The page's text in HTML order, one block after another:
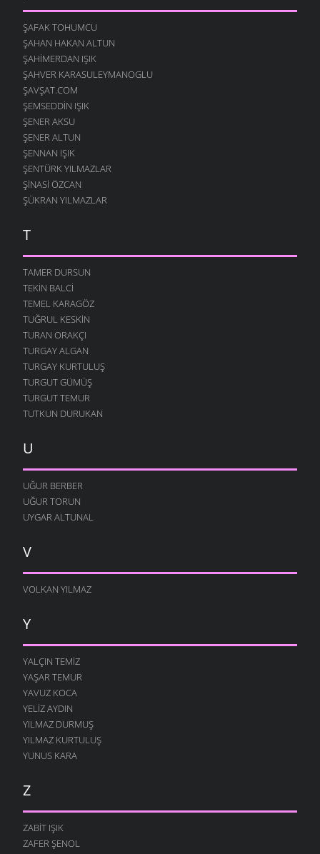
ŞAFAK TOHUMCU
ŞAHAN HAKAN ALTUN
ŞAHIMERDAN IŞIK
ŞAHVER KARASULEYMANOGLU
ŞAVŞAT.COM
ŞEMSEDDIN IŞIK
ŞENER AKSU
ŞENER ALTUN
ŞENNAN IŞIK
ŞENTÜRK YILMAZLAR
ŞINASI ÖZCAN
ŞÜKRAN YILMAZLAR
T
TAMER DURSUN
TEKIN BALCI
TEMEL KARAGÖZ
TUĞRUL KESKIN
TURAN ORAKÇI
TURGAY ALGAN
TURGAY KURTULUŞ
TURGUT GÜMÜŞ
TURGUT TEMUR
TUTKUN DURUKAN
U
UĞUR BERBER
UĞUR TORUN
UYGAR ALTUNAL
V
VOLKAN YILMAZ
Y
YALÇIN TEMIZ
YAŞAR TEMUR
YAVUZ KOCA
YELIZ AYDIN
YILMAZ DURMUŞ
YILMAZ KURTULUŞ
YUNUS KARA
Z
ZABIT IŞIK
ZAFER ŞENOL